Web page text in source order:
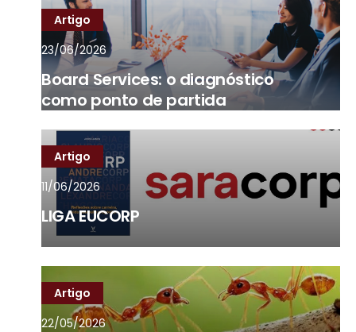
Artigo
23/06/2026
Board Services: o diagnóstico
como ponto de partida
Artigo
11/06/2026
LIGA EUCORP
Artigo
22/05/2026